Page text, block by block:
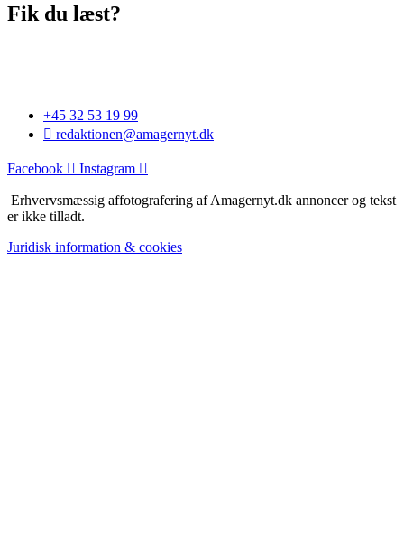
Fik du læst?
+45 32 53 19 99
redaktionen@amagernyt.dk
Facebook Instagram
Erhvervsmæssig affotografering af Amagernyt.dk annoncer og tekst
er ikke tilladt.
Juridisk information & cookies